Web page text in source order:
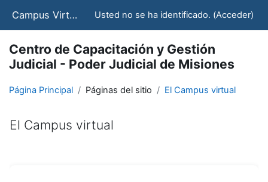
Campus Virtual - CCJ - STJ Usted no se ha identificado. (Acceder)
Centro de Capacitación y Gestión
Judicial - Poder Judicial de Misiones
Página Principal Páginas del sitio El Campus virtual
El Campus virtual